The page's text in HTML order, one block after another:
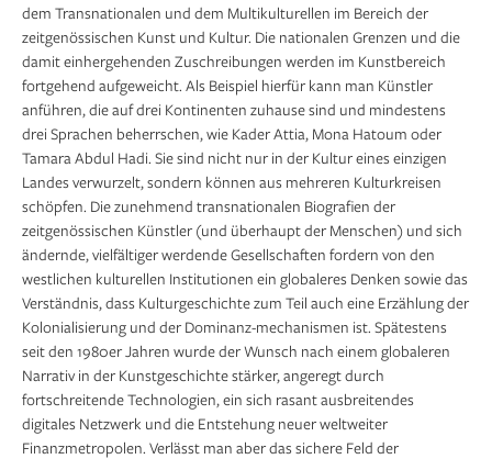
dem Transnationalen und dem Multikulturellen im Bereich der
zeitgenössischen Kunst und Kultur. Die nationalen Grenzen und die
damit einhergehenden Zuschreibungen werden im Kunstbereich
fortgehend aufgeweicht. Als Beispiel hierfür kann man Künstler
anführen, die auf drei Kontinenten zuhause sind und mindestens
drei Sprachen beherrschen, wie Kader Attia, Mona Hatoum oder
Tamara Abdul Hadi. Sie sind nicht nur in der Kultur eines einzigen
Landes verwurzelt, sondern können aus mehreren Kulturkreisen
schöpfen. Die zunehmend transnationalen Biografien der
zeitgenössischen Künstler (und überhaupt der Menschen) und sich
ändernde, vielfältiger werdende Gesellschaften fordern von den
westlichen kulturellen Institutionen ein globaleres Denken sowie das
Verständnis, dass Kulturgeschichte zum Teil auch eine Erzählung der
Kolonialisierung und der Dominanz-mechanismen ist. Spätestens
seit den 1980er Jahren wurde der Wunsch nach einem globaleren
Narrativ in der Kunstgeschichte stärker, angeregt durch
fortschreitende Technologien, ein sich rasant ausbreitendes
digitales Netzwerk und die Entstehung neuer weltweiter
Finanzmetropolen. Verlässt man aber das sichere Feld der